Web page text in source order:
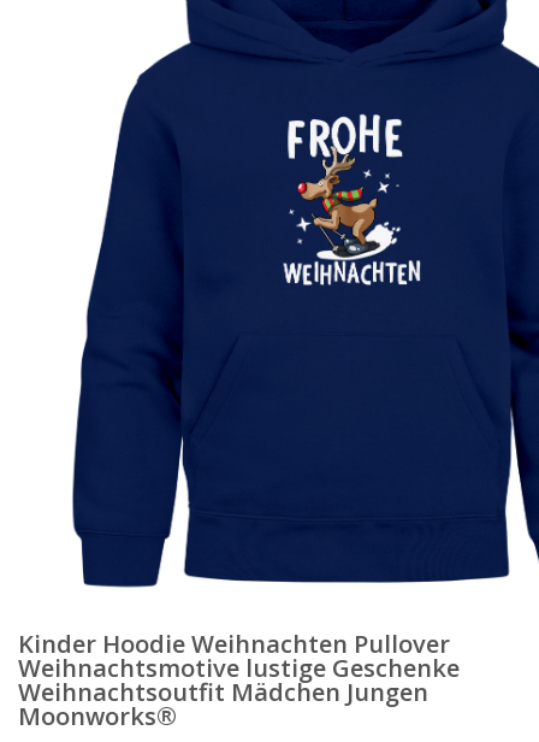
Kinder Hoodie Weihnachten Pullover
Weihnachtsmotive lustige Geschenke
Weihnachtsoutfit Mädchen Jungen
Moonworks®